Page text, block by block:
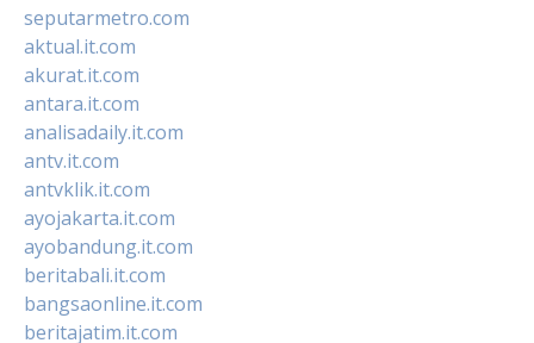
seputarmetro.com
aktual.it.com
akurat.it.com
antara.it.com
analisadaily.it.com
antv.it.com
antvklik.it.com
ayojakarta.it.com
ayobandung.it.com
beritabali.it.com
bangsaonline.it.com
beritajatim.it.com